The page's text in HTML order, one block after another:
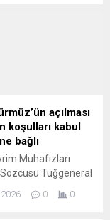
açılması
koşulları kabul
bağlı
Muhafızları
Tuğgeneral
yeniden
0 0